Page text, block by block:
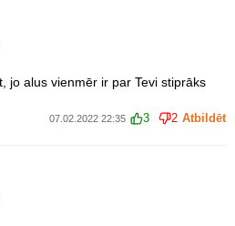
jo alus vienmēr ir par Tevi stiprāks
07.02.2022 22:35 3 2 Atbildēt